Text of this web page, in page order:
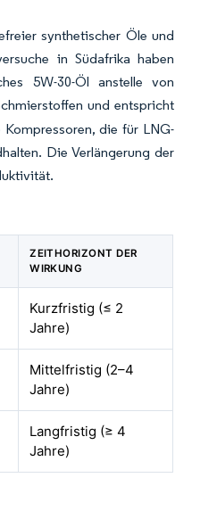
synthetischer Öle und
in Südafrika haben
5W-30-Öl anstelle von
und entspricht
die für LNG-
Die Verlängerung der
ZEITHORIZONT DER
WIRKUNG
Kurzfristig (≤ 2
Jahre)
Mittelfristig (2–4
Jahre)
Langfristig (≥ 4
Jahre)